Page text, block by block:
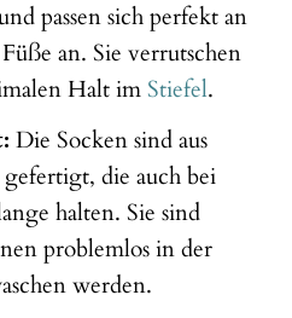
passen sich perfekt an
an. Sie verrutschen
Halt imStiefel.
Die Socken sind aus
die auch bei
halten. Sie sind
problemlos in der
werden.